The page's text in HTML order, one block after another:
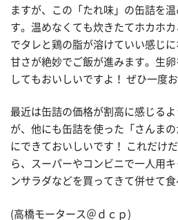
ますが、この「たれ味」の缶詰を
す。温めなくても炊きたてホカホ
でタレと鶏の脂が溶けていい感じ
甘さが絶妙でご飯が進みます。生
してもおいしいですよ！ ぜひ一度
最近は缶詰の価格が割高に感じる
が、他にも缶詰を使った「さんま
にできておいしいです！ これだけ
ら、スーパーやコンビニで一人用
ンサラダなどを買ってきて併せて食
(高橋モータース＠ｄｃｐ)